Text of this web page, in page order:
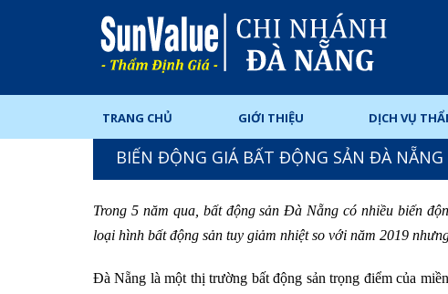
TRANG CHỦ GIỚI THIỆU DỊCH VỤ
BIẾN ĐỘNG GIÁ BẤT ĐỘNG SẢN ĐÀ
Trong 5 năm qua, bất động sản Đà Nẵng có nhiều biến
loại hình bất động sản tuy giảm nhiệt so với năm 2019
Đà Nẵng là một thị trường bất động sản trọng điểm của